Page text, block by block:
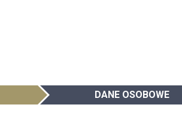
DANE OSOBOWE